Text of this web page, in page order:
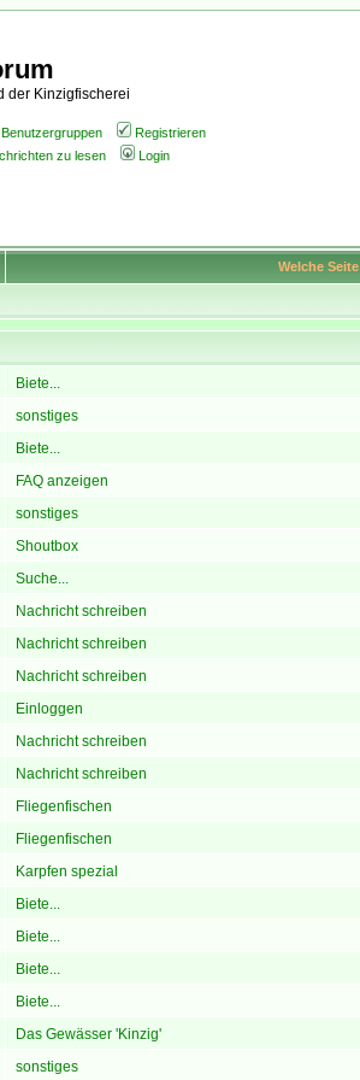
der Kinzigfischerei
Benutzergruppen
Registrieren
zu lesen Login
Welche Seite
Biete...
sonstiges
Biete...
FAQ anzeigen
sonstiges
Shoutbox
Suche...
Nachricht schreiben
Nachricht schreiben
Nachricht schreiben
Einloggen
Nachricht schreiben
Nachricht schreiben
Fliegenfischen
Fliegenfischen
Karpfen spezial
Biete...
Biete...
Biete...
Biete...
Das Gewässer 'Kinzig'
sonstiges